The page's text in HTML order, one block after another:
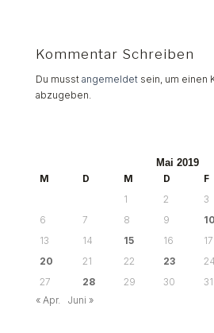
Kommentar Schreiben
Du musst angemeldetsein, um einen
abzugeben.
Mai 2019
M
D M D F
1
2 3
6
7 8 9 10
13
14 15 16 17
20
21 22 23 24
27
28 29 30
31
« Apr.
Juni »